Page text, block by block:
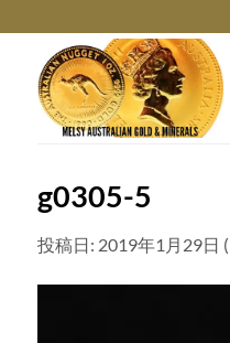
g0305-5
投稿日: 2019年1月29日 (